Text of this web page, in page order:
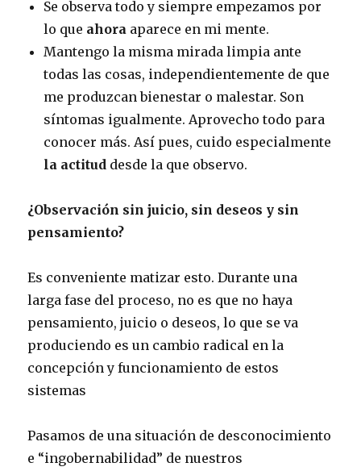
Se observa todo y siempre empezamos por
lo que ahora aparece en mi mente.
Mantengo la misma mirada limpia ante
todas las cosas, independientemente de que
me produzcan bienestar o malestar. Son
síntomas igualmente. Aprovecho todo para
conocer más. Así pues, cuido especialmente
la actitud desde la que observo.
¿Observación sin juicio, sin deseos y sin
pensamiento?
Es conveniente matizar esto. Durante una
larga fase del proceso, no es que no haya
pensamiento, juicio o deseos, lo que se va
produciendo es un cambio radical en la
concepción y funcionamiento de estos
sistemas
Pasamos de una situación de desconocimiento
e “ingobernabilidad” de nuestros